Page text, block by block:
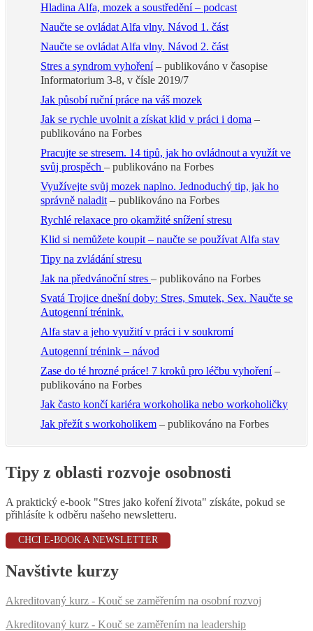
Hladina Alfa, mozek a soustředění – podcast
Naučte se ovládat Alfa vlny. Návod 1. část
Naučte se ovládat Alfa vlny. Návod 2. část
Stres a syndrom vyhoření– publikováno v časopise
Informatorium 3-8, v čísle 2019/7
Jak působí ruční práce na váš mozek
Jak se rychle uvolnit a získat klid v práci i doma –
publikováno na Forbes
Pracujte se stresem. 14 tipů, jak ho ovládnout a využít ve
svůj prospěch – publikováno na Forbes
Využívejte svůj mozek naplno. Jednoduchý tip, jak ho
správně naladit – publikováno na Forbes
Rychlé relaxace pro okamžité snížení stresu
Klid si nemůžete koupit – naučte se používat Alfa stav
Tipy na zvládání stresu
Jak na předvánoční stres – publikováno na Forbes
Svatá Trojice dnešní doby: Stres, Smutek, Sex. Naučte se
Autogenní trénink.
Alfa stav a jeho využití v práci i v soukromí
Autogenní trénink – návod
Zase do té hrozné práce! 7 kroků pro léčbu vyhoření–
publikováno na Forbes
Jak často končí kariéra workoholika nebo workoholičky
Jak přežít s workoholikem – publikováno na Forbes
Tipy z oblasti rozvoje osobnosti
A praktický e-book "Stres jako koření života" získáte, pokud se
přihlásíte k odběru našeho newsletteru.
CHCI E-BOOK A NEWSLETTER
Navštivte kurzy
Akreditovaný kurz - Kouč se zaměřením na osobní rozvoj
Akreditovaný kurz - Kouč se zaměřením na leadership